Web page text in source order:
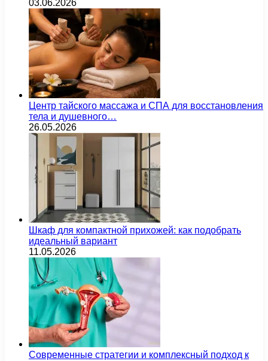
03.06.2026
Центр тайского массажа и СПА для восстановления
тела и душевного…
26.05.2026
Шкаф для компактной прихожей: как подобрать
идеальный вариант
11.05.2026
Современные стратегии и комплексный подход к